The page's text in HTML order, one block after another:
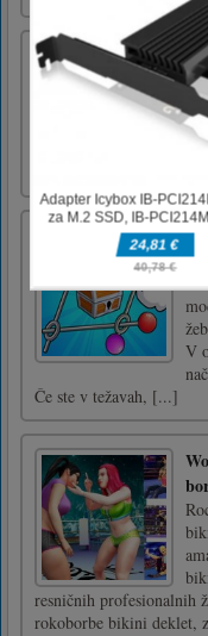
V
Če ste v težavah, [...]
resničnih profesionalnih
rokoborbe bikini deklet,